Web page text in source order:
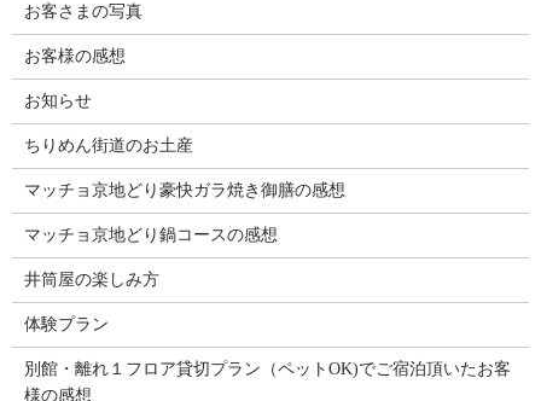
お客さまの写真
お客様の感想
お知らせ
ちりめん街道のお土産
マッチョ京地どり豪快ガラ焼き御膳の感想
マッチョ京地どり鍋コースの感想
井筒屋の楽しみ方
体験プラン
別館・離れ１フロア貸切プラン（ペットOK)でご宿泊頂いたお客
様の感想